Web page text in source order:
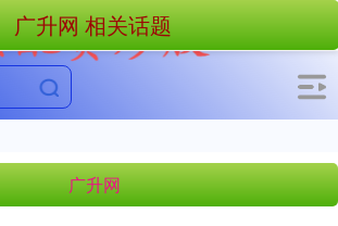
广升网
广升网 相关话题